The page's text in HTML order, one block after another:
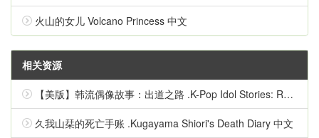
火山的女儿 Volcano Princess 中文
相关资源
【美版】韩流偶像故事：出道之路 .K-Pop Idol Stories: Road to Debut 英语
久我山栞的死亡手账 .Kugayama Shiori's Death Diary 中文